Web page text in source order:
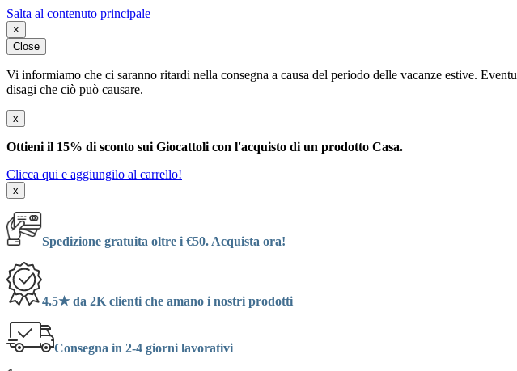
Salta al contenuto principale
×
Close
Vi informiamo che ci saranno ritardi nella consegna a causa del periodo delle vacanze estive.
disagi che ciò può causare.
x
Ottieni il 15% di sconto sui Giocattoli con l'acquisto di un prodotto Casa.
Clicca qui e aggiungilo al carrello!
x
Spedizione gratuita oltre i €50. Acquista ora!
4.5★ da 2K clienti che amano i nostri prodotti
Consegna in 2-4 giorni lavorativi